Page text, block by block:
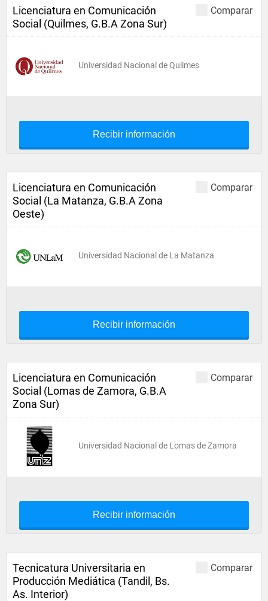
Comparar
Licenciatura en Comunicación
Social (Quilmes, G.B.A Zona Sur)
Universidad Nacional de Quilmes
Recibir información
Comparar
Licenciatura en Comunicación
Social (La Matanza, G.B.A Zona
Oeste)
Universidad Nacional de La Matanza
Recibir información
Comparar
Licenciatura en Comunicación
Social (Lomas de Zamora, G.B.A
Zona Sur)
Universidad Nacional de Lomas de Zamora
Recibir información
Comparar
Tecnicatura Universitaria en
Producción Mediática (Tandil, Bs.
As. Interior)